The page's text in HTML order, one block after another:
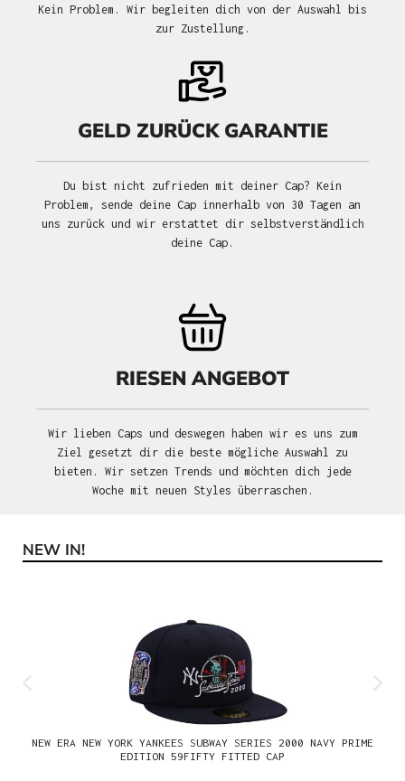
Kein Problem. Wir begleiten dich von der Auswahl bis
zur Zustellung.
GELD ZURÜCK GARANTIE
Du bist nicht zufrieden mit deiner Cap? Kein
Problem, sende deine Cap innerhalb von 30 Tagen an
uns zurück und wir erstattet dir selbstverständlich
deine Cap.
RIESEN ANGEBOT
Wir lieben Caps und deswegen haben wir es uns zum
Ziel gesetzt dir die beste mögliche Auswahl zu
bieten. Wir setzen Trends und möchten dich jede
Woche mit neuen Styles überraschen.
Produktgalerie überspringen
NEW IN!
NEW ERA NEW YORK YANKEES SUBWAY SERIES 2000 NAVY PRIME
EDITION 59FIFTY FITTED CAP